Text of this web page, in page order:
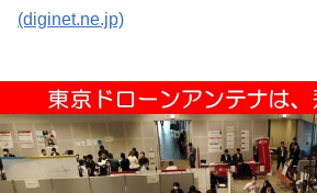
(diginet.ne.jp)